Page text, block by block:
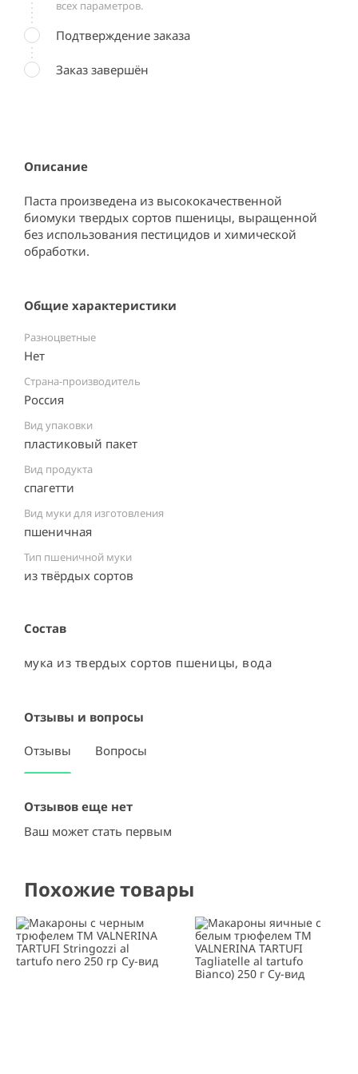
Описание
Паста произведена из высококачественной
биомуки твердых сортов пшеницы, выращенной
без использования пестицидов и химической
обработки.
Общие характеристики
Разноцветные
Нет
Страна-производитель
Россия ⠀
Вид упаковки
пластиковый пакет ⠀
Вид продукта
спагетти
Вид муки для изготовления
пшеничная
Тип пшеничной муки
из твёрдых сортов
Состав
мука из твердых сортов пшеницы, вода
Отзывы и вопросы
Отзывы Вопросы
Отзывов еще нет
Ваш может стать первым
всех параметров.
Подтверждение заказа
Заказ завершён
Похожие товары